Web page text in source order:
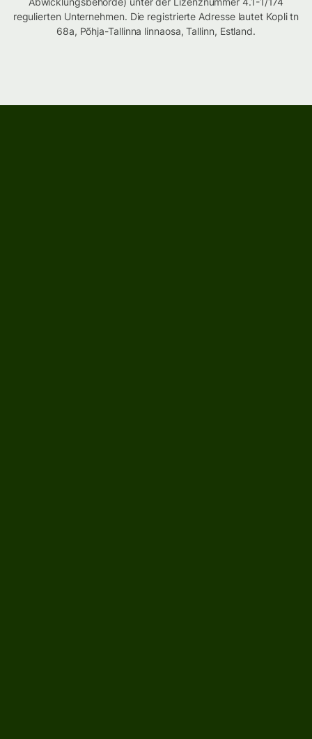
regulierten Unternehmen. Die registrierte Adresse lautet Kopli tn
68a, Põhja-Tallinna linnaosa, Tallinn, Estland.